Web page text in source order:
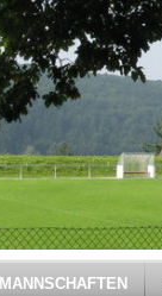
MANNSCHAFTEN